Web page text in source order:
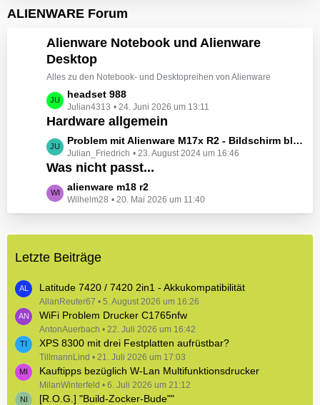
ä
e
e
t
r
ä
g
e
z
e
B
e
i
t
r
ä
g
e
ALIENWARE Forum
Alienware Notebook und Alienware
Desktop
Alles zu den Notebook- und Desktopreihen von Alienware
L
e
t
z
t
e
e
r
g
headset 988
Julian4313 24. Juni 2026 um 13:11
Hardware allgemein
L
e
t
z
t
e
i
ä
g
e
Problem mit Alienware M17x R2 - Bildschirm bleibt schwarz beim Start
Julian_Friedrich 23. August 2024 um 16:46
Was nicht passt...
L
e
t
e
e
i
t
r
ä
g
e
alienware m18 r2
Wilhelm28 20. Mai 2026 um 11:40
Letzte Beiträge
Latitude 7420 / 7420 2in1 - Akkukompatibilität
AllanReuter67 5. August 2026 um 16:26
WiFi Problem Drucker C1765nfw
AntonAuerbach 22. Juli 2026 um 16:42
XPS 8300 mit drei Festplatten aufrüstbar?
TillmannLind 21. Juli 2026 um 17:03
Kauftipps bezüglich W-Lan Multifunktionsdrucker
MilanWinterfeld 6. Juli 2026 um 21:12
[R.O.G.] "Build-Zocker-Bude""